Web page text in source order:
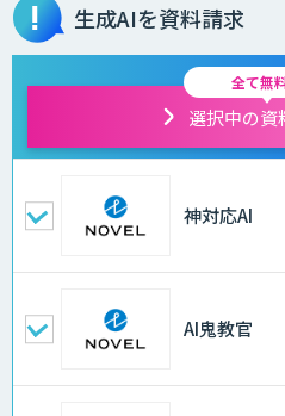
生成AIを資料請求
全て無
選択中の資
神対応AI
AI鬼教官